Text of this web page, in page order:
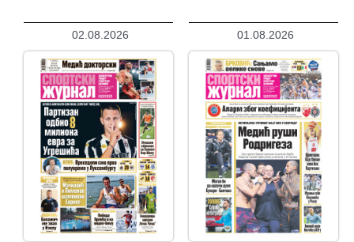
02.08.2026 01.08.2026